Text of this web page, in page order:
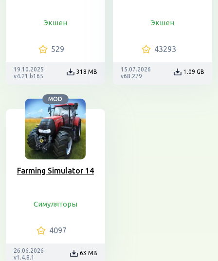
Экшен
529
19.10.2025
v4.21 b165
318 MB
Экшен
43293
15.07.2026
v68.279
1.09 GB
MOD
Farming Simulator 14
Симуляторы
4097
26.06.2026
v1.4.8.1
63 MB